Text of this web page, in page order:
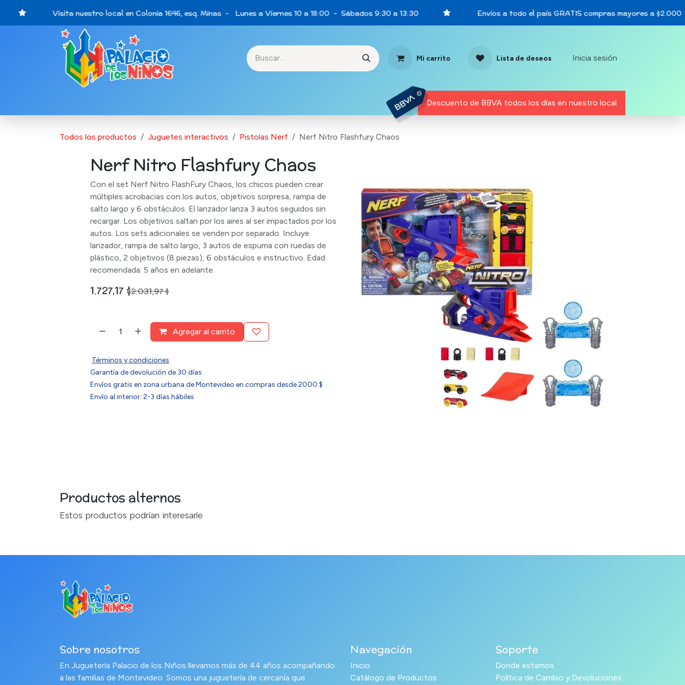
Visita nuestro local en Colonia 1646, esq. Minas - Lunes a Viernes 10 a 18:00 - Sábados 9:30 a 13:30 Envíos a todo el país GRATIS compras mayores a $2.000
Mi carrito Lista de deseos Inicia sesión
Descuento de BBVA todos los días en nuestro local
Todos los productos Juguetes interactivos Pistolas Nerf Nerf Nitro Flashfury Chaos
Nerf Nitro Flashfury Chaos
Con el set Nerf Nitro FlashFury Chaos, los chicos pueden crear
múltiples acrobacias con los autos, objetivos sorpresa, rampa de
salto largo y 6 obstáculos. El lanzador lanza 3 autos seguidos sin
recargar. Los objetivos saltan por los aires al ser impactados por los
autos. Los sets adicionales se venden por separado. Incluye
lanzador, rampa de salto largo, 3 autos de espuma con ruedas de
plástico, 2 objetivos (8 piezas), 6 obstáculos e instructivo. Edad
recomendada: 5 años en adelante.
1.727,17 $2.031,97$
Agregar al carrito
Términos y condiciones
Garantía de devolución de 30 días
Envíos gratis en zona urbana de Montevideo en compras desde 2000 $
Envío al interior: 2-3 días hábiles
Productos alternos
Estos productos podrían interesarle
Sobre nosotros
En Juguetería Palacio de los Niños llevamos más de 44 años acompañando
a las familias de Montevideo. Somos una juguetería de cercanía que
Navegación
Inicio
Catálogo de Productos
Soporte
Donde estamos
Política de Cambio y Devoluciones